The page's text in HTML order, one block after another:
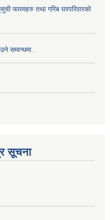
फारमहरु तथा गरिब घरपरिवारको
सम्वन्धमा .
सूचना